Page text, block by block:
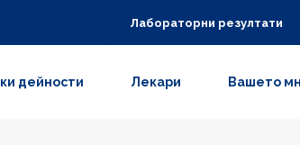
Лабораторни резултати
дейности Лекари Вашето